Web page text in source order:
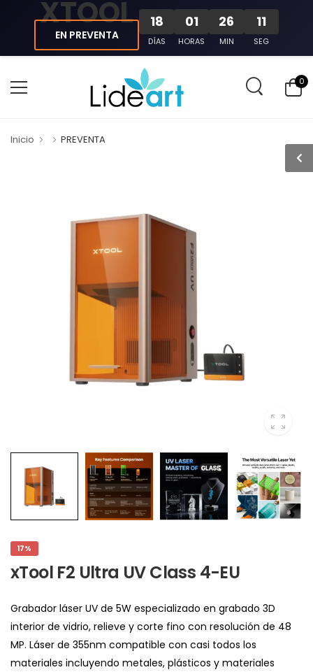
XTOOL
EN PREVENTA
18
DÍAS
01
HORAS
26
MIN
11
SEG
0
Inicio PREVENTA
17%
xTool F2 Ultra UV Class 4-EU
Grabador láser UV de 5W especializado en grabado 3D
interior de vidrio, relieve y corte fino con resolución de 48
MP. Láser de 355nm compatible con casi todos los
materiales incluyendo metales, plásticos y materiales